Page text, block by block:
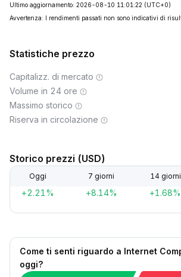
Ultimo aggiornamento: 2026-08-10 11:01:22 (UTC+0)
Avvertenza: I rendimenti passati non sono indicativi di
Statistiche prezzo
Capitalizz. di mercato
Volume in 24 ore
Massimo storico
Riserva in circolazione
Storico prezzi (USD)
Oggi 7 giorni 14 giorni
+2.21% +8.14% +1.68%
Come ti senti riguardo a Internet
oggi?